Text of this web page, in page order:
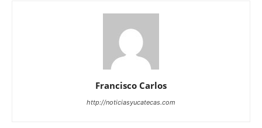
Francisco Carlos
http://noticiasyucatecas.com